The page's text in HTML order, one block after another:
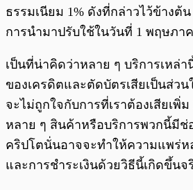
ธรรมเนียม 1% ดังที่กล่าวไว้ข้างต้
การนำมาปรับใช้ในวันที่ 1 พฤษภา
เป็นที่น่าคิดว่าหลาย ๆ บริการเหล่
ของเครดิตและตัดบัตรเสียเป็นส่ว
จะไม่ถูกใจกับการที่เราต้องเสียเพิ่
หลาย ๆ สินค้าหรือบริการพวกนี้มีช่
คริปโตนั่นอาจจะทำให้ความแพร่ห
และการชำระเงินด้วยวิธีนี้เกิดขึ้นจ